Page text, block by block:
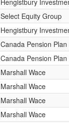
Hengistbury
Select Equity Group
Hengistbury
Canada Pension
Canada Pension
Marshall Wace
Marshall Wace
Marshall Wace
Marshall Wace